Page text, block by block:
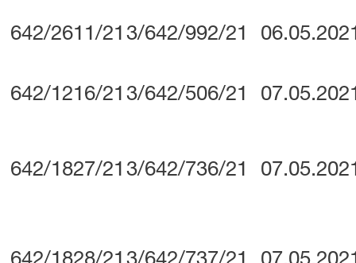
642/2611/21 3/642/992/21
642/1216/21 3/642/506/21
642/1827/21 3/642/736/21